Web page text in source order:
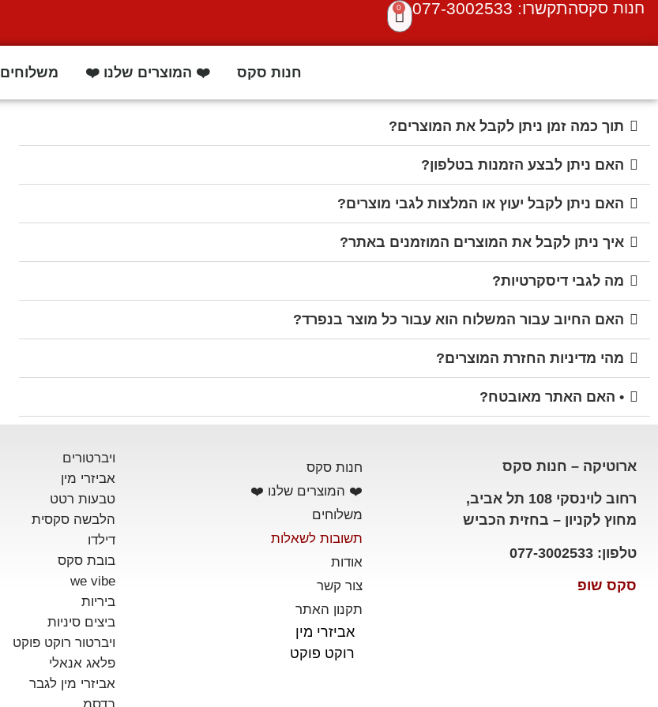
חנות סקסהתקשרו: 077-3002533 0
חנות סקס ❤️ המוצרים שלנו ❤️ משלוחים
תוך כמה זמן ניתן לקבל את המוצרים?
האם ניתן לבצע הזמנות בטלפון?
האם ניתן לקבל יעוץ או המלצות לגבי מוצרים?
איך ניתן לקבל את המוצרים המוזמנים באתר?
מה לגבי דיסקרטיות?
האם החיוב עבור המשלוח הוא עבור כל מוצר בנפרד?
מהי מדיניות החזרת המוצרים?
• האם האתר מאובטח?
ארוטיקה – חנות סקס
רחוב לוינסקי 108 תל אביב,
מחוץ לקניון – בחזית הכביש
טלפון: 077-3002533
סקס שופ
חנות סקס
❤️ המוצרים שלנו ❤️
משלוחים
תשובות לשאלות
אודות
צור קשר
תקנון האתר
אביזרי מין
רוקט פוקט
ויברטורים
אביזרי מין
טבעות רטט
הלבשה סקסית
דילדו
בובת סקס
we vibe
ביריות
ביצים סיניות
ויברטור רוקט פוקט
פלאג אנאלי
אביזרי מין לגבר